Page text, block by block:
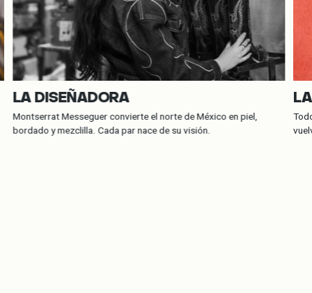
LA DISEÑADORA
Montserrat Messeguer convierte el norte de México en piel,
bordado y mezclilla. Cada par nace de su visión.